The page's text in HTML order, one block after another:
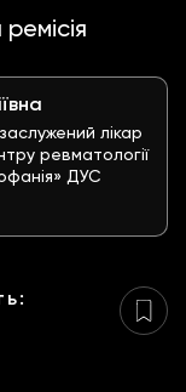
лікар
ревматології
ДУС